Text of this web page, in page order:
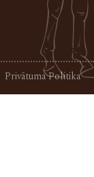
Privātuma Politika